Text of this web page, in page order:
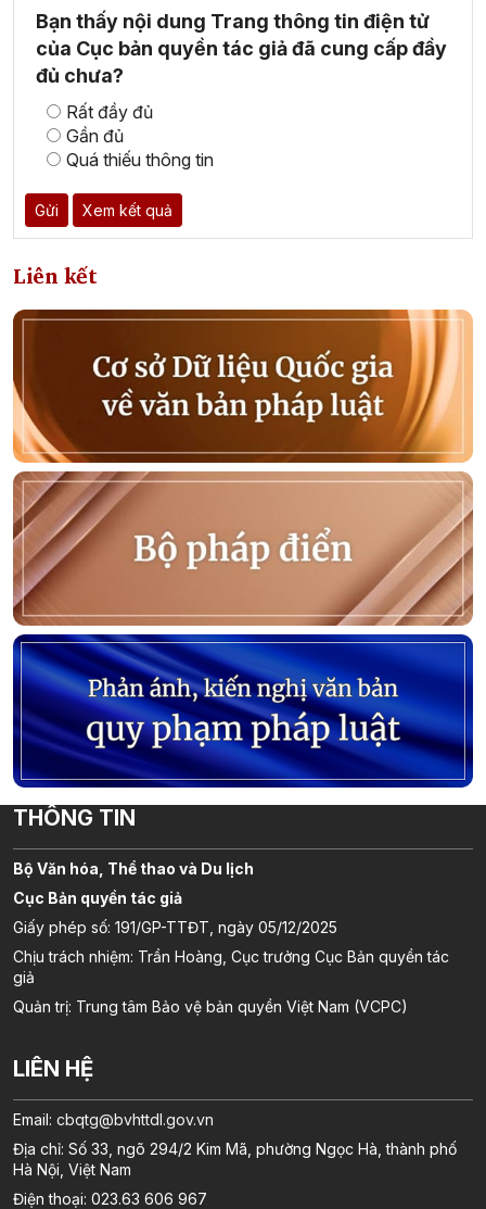
Bạn thấy nội dung Trang thông tin điện tử
của Cục bản quyền tác giả đã cung cấp đầy
đủ chưa?
Rất đầy đủ
Gần đủ
Quá thiếu thông tin
Gửi Xem kết quả
Liên kết
THÔNG TIN
Bộ Văn hóa, Thể thao và Du lịch
Cục Bản quyền tác giả
Giấy phép số: 191/GP-TTĐT, ngày 05/12/2025
Chịu trách nhiệm: Trần Hoàng, Cục trưởng Cục Bản quyền tác
giả
Quản trị: Trung tâm Bảo vệ bản quyền Việt Nam (VCPC)
LIÊN HỆ
Email: cbqtg@bvhttdl.gov.vn
Địa chỉ: Số 33, ngõ 294/2 Kim Mã, phường Ngọc Hà, thành phố
Hà Nội, Việt Nam
Điện thoại: 023.63 606 967